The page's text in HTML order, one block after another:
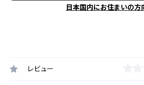
日本国内にお住まいの方
レビュー